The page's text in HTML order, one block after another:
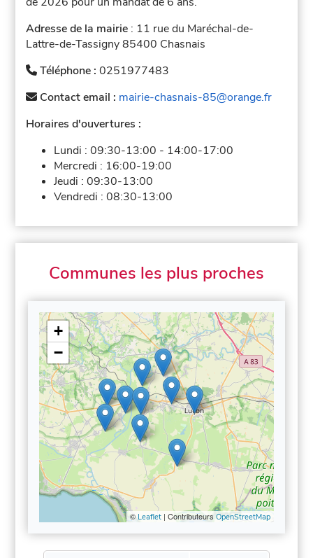
Adresse de la mairie : 11 rue du Maréchal-de-
Lattre-de-Tassigny 85400 Chasnais
Téléphone :0251977483
Contact email : mairie-chasnais-85@orange.fr
Horaires d'ouvertures :
Lundi :09:30-13:00 - 14:00-17:00
Mercredi : 16:00-19:00
Jeudi :09:30-13:00
Vendredi :08:30-13:00
Communes les plus proches
+
−
© Leaflet| Contributeurs OpenStreetMap